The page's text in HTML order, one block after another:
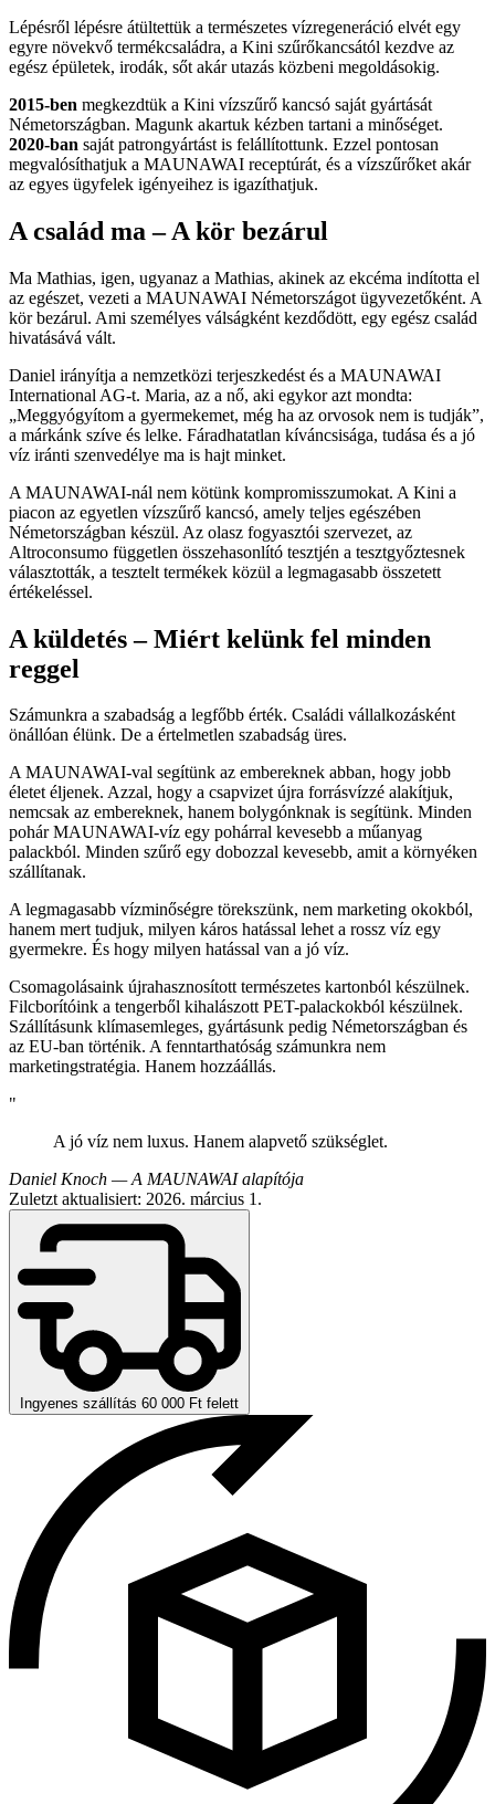
Lépésről lépésre átültettük a természetes vízregeneráció elvét egy
egyre növekvő termékcsaládra, a Kini szűrőkancsától kezdve az
egész épületek, irodák, sőt akár utazás közbeni megoldásokig.
2015-ben megkezdtük a Kini vízszűrő kancsó saját gyártását
Németországban. Magunk akartuk kézben tartani a minőséget.
2020-ban saját patrongyártást is felállítottunk. Ezzel pontosan
megvalósíthatjuk a MAUNAWAI receptúrát, és a vízszűrőket akár
az egyes ügyfelek igényeihez is igazíthatjuk.
A család ma – A kör bezárul
Ma Mathias, igen, ugyanaz a Mathias, akinek az ekcéma indította el
az egészet, vezeti a MAUNAWAI Németországot ügyvezetőként. A
kör bezárul. Ami személyes válságként kezdődött, egy egész család
hivatásává vált.
Daniel irányítja a nemzetközi terjeszkedést és a MAUNAWAI
International AG-t. Maria, az a nő, aki egykor azt mondta:
„Meggyógyítom a gyermekemet, még ha az orvosok nem is tudják”,
a márkánk szíve és lelke. Fáradhatatlan kíváncsisága, tudása és a jó
víz iránti szenvedélye ma is hajt minket.
A MAUNAWAI-nál nem kötünk kompromisszumokat. A Kini a
piacon az egyetlen vízszűrő kancsó, amely teljes egészében
Németországban készül. Az olasz fogyasztói szervezet, az
Altroconsumo független összehasonlító tesztjén a tesztgyőztesnek
választották, a tesztelt termékek közül a legmagasabb összetett
értékeléssel.
A küldetés – Miért kelünk fel minden
reggel
Számunkra a szabadság a legfőbb érték. Családi vállalkozásként
önállóan élünk. De a értelmetlen szabadság üres.
A MAUNAWAI-val segítünk az embereknek abban, hogy jobb
életet éljenek. Azzal, hogy a csapvizet újra forrásvízzé alakítjuk,
nemcsak az embereknek, hanem bolygónknak is segítünk. Minden
pohár MAUNAWAI-víz egy pohárral kevesebb a műanyag
palackból. Minden szűrő egy dobozzal kevesebb, amit a környéken
szállítanak.
A legmagasabb vízminőségre törekszünk, nem marketing okokból,
hanem mert tudjuk, milyen káros hatással lehet a rossz víz egy
gyermekre. És hogy milyen hatással van a jó víz.
Csomagolásaink újrahasznosított természetes kartonból készülnek.
Filcborítóink a tengerből kihalászott PET-palackokból készülnek.
Szállításunk klímasemleges, gyártásunk pedig Németországban és
az EU-ban történik. A fenntarthatóság számunkra nem
marketingstratégia. Hanem hozzáállás.
"
A jó víz nem luxus. Hanem alapvető szükséglet.
Daniel Knoch — A MAUNAWAI alapítója
Zuletzt aktualisiert: 2026. március 1.
Ingyenes szállítás 60 000 Ft felett